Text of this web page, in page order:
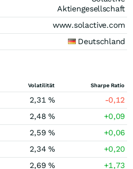
Aktiengesellschaft
www.solactive.com
Deutschland
Volatilität Sharpe Ratio
2,31 %
-0,12
2,48 %
+0,09
2,59 %
+0,06
2,34 %
+0,20
2,69 %
+1,73